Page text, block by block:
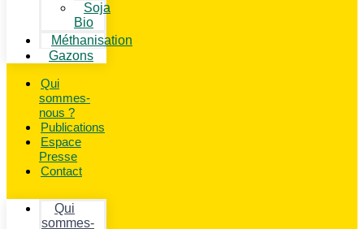
Soja
Bio
Méthanisation
Gazons
Qui
sommes-
nous ?
Publications
Espace
Presse
Contact
Qui
sommes-